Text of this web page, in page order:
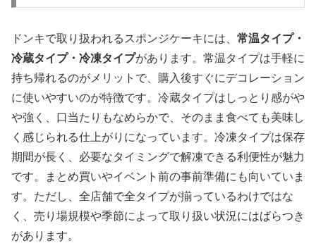
ドンキで取り扱われるスポンジケーキには、 常温タイプ・
冷蔵タイプ・冷凍タイプがあります。常温タイプは手軽に
持ち帰れるのがメリットで、購入後すぐにデコレーション
に使いやすいのが特徴です。冷蔵タイプはしっとり感がや
や強く、口当たりもなめらかで、そのまま食べても美味し
く感じられる仕上がりになっています。冷凍タイプは保存
期間が長く、必要なタイミングで解凍できる利便性が魅力
です。まとめ買いやイベント前の事前準備にも向いていま
す。ただし、全店舗で全タイプが揃っているわけではな
く、売り場規模や季節によって取り扱い状況にはばらつき
があります。